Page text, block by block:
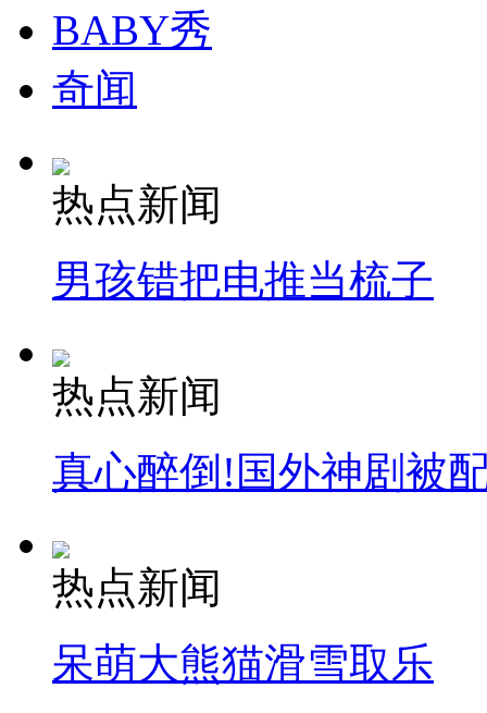
走！跟着总书记去植树
消防员救轻生者
纽约上演“枕头大战”
司机酒驾遇交警 急速倒车逃窜
BABY秀
奇闻
热点新闻
男孩错把电推当梳子
热点新闻
真心醉倒!国外神剧被
热点新闻
呆萌大熊猫滑雪取乐